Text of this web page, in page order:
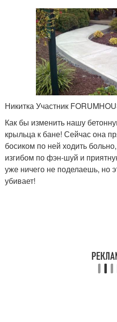
Никитка Участник
Как бы изменить нашу
крыльца к бане! Сейчас она
босиком по ней ходить
изгибом по фэн-шуй и
уже ничего не поделаешь, но
убивает!